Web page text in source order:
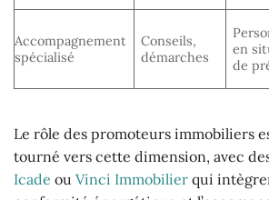
Accompagnement
spécialisé
Conseils,
démarches
en
de
Le rôle des promoteurs immobiliers
tourné vers cette dimension, avec
Icade ou Vinci Immobilier qui